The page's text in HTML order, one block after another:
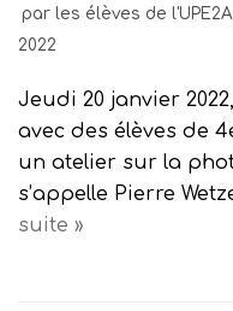
par les élèves de l'UPE2A
2022
Jeudi 20 janvier
avec des élèves de
un atelier sur la
s’appelle Pierre
suite »